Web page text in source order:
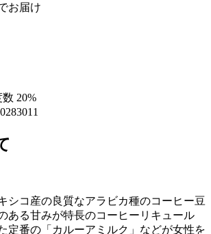
お届け
数 20%
シコ産の良質なアラビカ種のコーヒー豆
ある甘みが特長のコーヒーリキュール
定番の「カルーアミルク」などが女性を